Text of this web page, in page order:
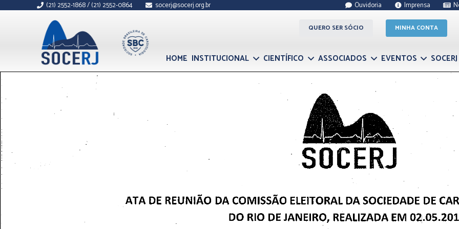
(21) 2552-1868 / (21) 2552-0864 socerj@socerj.org.br Ouvidoria Imprensa
QUERO SER SÓCIO MINHA CONTA
HOME INSTITUCIONAL CIENTÍFICO ASSOCIADOS EVENTOS